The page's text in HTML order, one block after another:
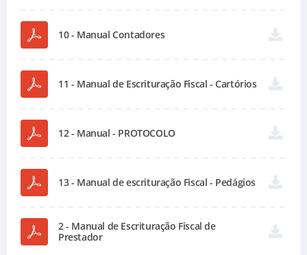
10 - Manual Contadores
11 - Manual de Escrituração Fiscal - Cartórios
12 - Manual - PROTOCOLO
13 - Manual de escrituração Fiscal - Pedágios
2 - Manual de Escrituração Fiscal de
Prestador